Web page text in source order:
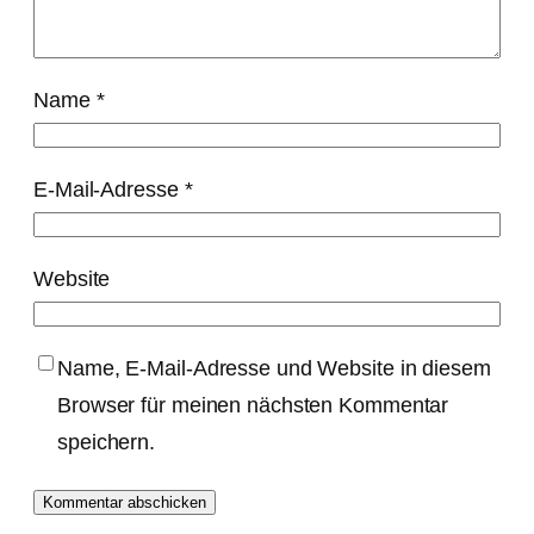
Name *
E-Mail-Adresse *
Website
Name, E-Mail-Adresse und Website in diesem
Browser für meinen nächsten Kommentar
speichern.